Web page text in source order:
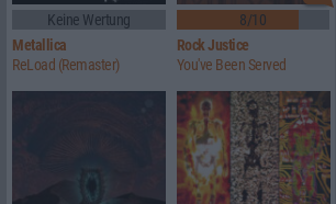
Keine Wertung
Metallica
ReLoad (Remaster)
8/10
Rock Justice
You've Been Served